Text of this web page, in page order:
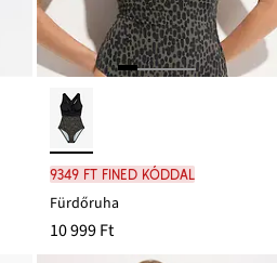
9349 Ft FINED kóddal
Fürdőruha
10 999 Ft